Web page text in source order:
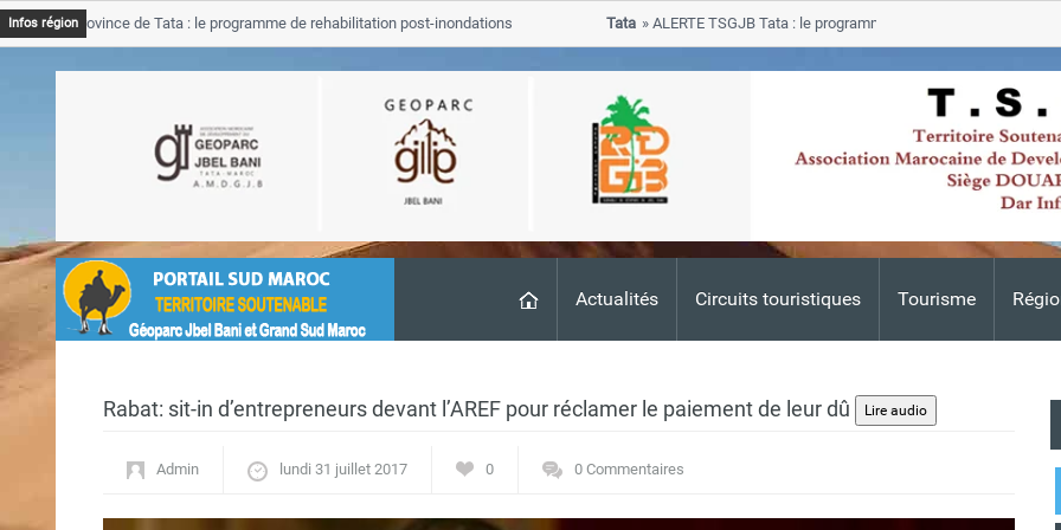
Actualités Circuits touristiques Tourisme
Infos région
Province de Tata : le programme de rehabilitation post-inondations
ALERTE TSGJB Tata : le programme de rehabilitation post-
progresse dans les zones sinistrees
Rabat: sit-in d’entrepreneurs devant l’AREF pour réclamer le paiement de leur dû
Admin lundi 31 juillet 2017 0 0 Commentaires